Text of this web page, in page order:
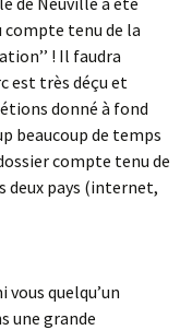
compte tenu de la
! Il faudra
est très déçu et
donné à fond
beaucoup de temps
compte tenu de
deux pays (internet,
quelqu’un
une grande